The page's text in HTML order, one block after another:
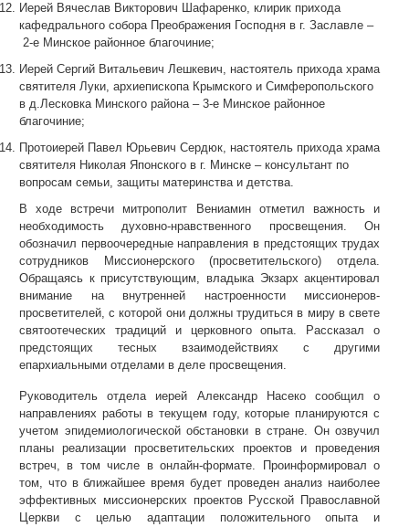
Иерей Вячеслав Викторович Шафаренко, клирик прихода
кафедрального собора Преображения Господня в г. Заславле –
2-е Минское районное благочиние;
Иерей Сергий Витальевич Лешкевич, настоятель прихода храма
святителя Луки, архиепископа Крымского и Симферопольского
в д.Лесковка Минского района –3-е Минское районное
благочиние;
Протоиерей Павел Юрьевич Сердюк, настоятель прихода храма
святителя Николая Японского в г. Минске –консультант по
вопросам семьи, защиты материнства и детства.
В ходе встречи митрополит Вениамин отметил важность и
необходимость духовно-нравственного просвещения. Он
обозначил первоочередные направления в предстоящих трудах
сотрудников Миссионерского (просветительского) отдела.
Обращаясь к присутствующим, владыка Экзарх акцентировал
внимание на внутренней настроенности миссионеров-
просветителей, с которой они должны трудиться в миру в свете
святоотеческих традиций и церковного опыта. Рассказал о
предстоящих тесных взаимодействиях с другими
епархиальными отделами в деле просвещения.
Руководитель отдела иерей Александр Насеко сообщил о
направлениях работы в текущем году, которые планируются с
учетом эпидемиологической обстановки в стране. Он озвучил
планы реализации просветительских проектов и проведения
встреч, в том числе в онлайн-формате. Проинформировал о
том, что в ближайшее время будет проведен анализ наиболее
эффективных миссионерских проектов Русской Православной
Церкви с целью адаптации положительного опыта и